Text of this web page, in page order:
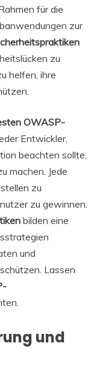
für die
zur
zu
helfen, ihre
OWASP-
Entwickler,
beachten sollte,
machen. Jede
zu
zu gewinnen.
bilden eine
und
Lassen
und